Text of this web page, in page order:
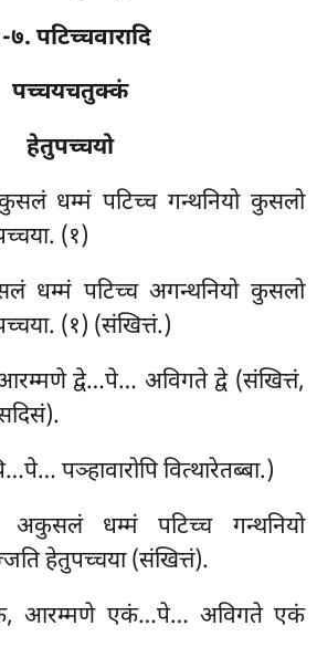
७. पटिच्चवारादि
पच्चयचतुक्कं
हेतुपच्चयो
धम्मं पटिच्च गन्थनियो कुसलो
(१)
धम्मं पटिच्च अगन्थनियो कुसलो
(१) (संखित्तं.)
द्वे…पे… अविगते द्वे (संखित्तं,
पञ्हावारोपि वित्थारेतब्बा.)
अकुसलं धम्मं पटिच्च गन्थनियो
हेतुपच्चया (संखित्तं).
आरम्मणे एकं…पे… अविगते एकं